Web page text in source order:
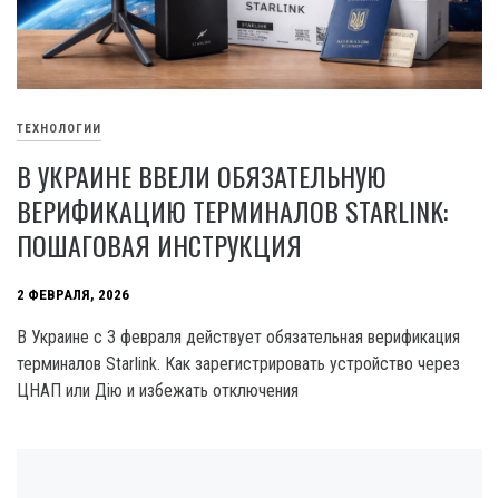
ТЕХНОЛОГИИ
В УКРАИНЕ ВВЕЛИ ОБЯЗАТЕЛЬНУЮ
ВЕРИФИКАЦИЮ ТЕРМИНАЛОВ STARLINK:
ПОШАГОВАЯ ИНСТРУКЦИЯ
2 ФЕВРАЛЯ, 2026
В Украине с 3 февраля действует обязательная верификация
терминалов Starlink. Как зарегистрировать устройство через
ЦНАП или Дію и избежать отключения